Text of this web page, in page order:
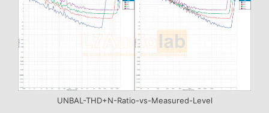
UNBAL-THD+N-Ratio-vs-Measured-Level